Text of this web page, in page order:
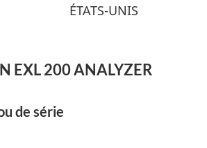
ÉTATS-UNIS
EXL 200 ANALYZER
de série